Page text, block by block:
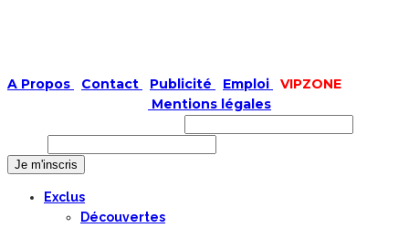
A Propos Contact Publicité Emploi
VIPZONE
Mentions légales
Exclus
Découvertes